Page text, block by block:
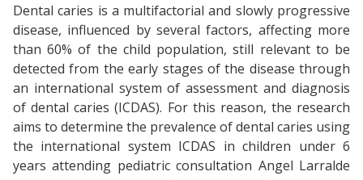
Dental caries is a multifactorial and slowly progressive
disease, influenced by several factors, affecting more
than 60% of the child population, still relevant to be
detected from the early stages of the disease through
an international system of assessment and diagnosis
of dental caries (ICDAS). For this reason, the research
aims to determine the prevalence of dental caries using
the international system ICDAS in children under 6
years attending pediatric consultation Angel Larralde